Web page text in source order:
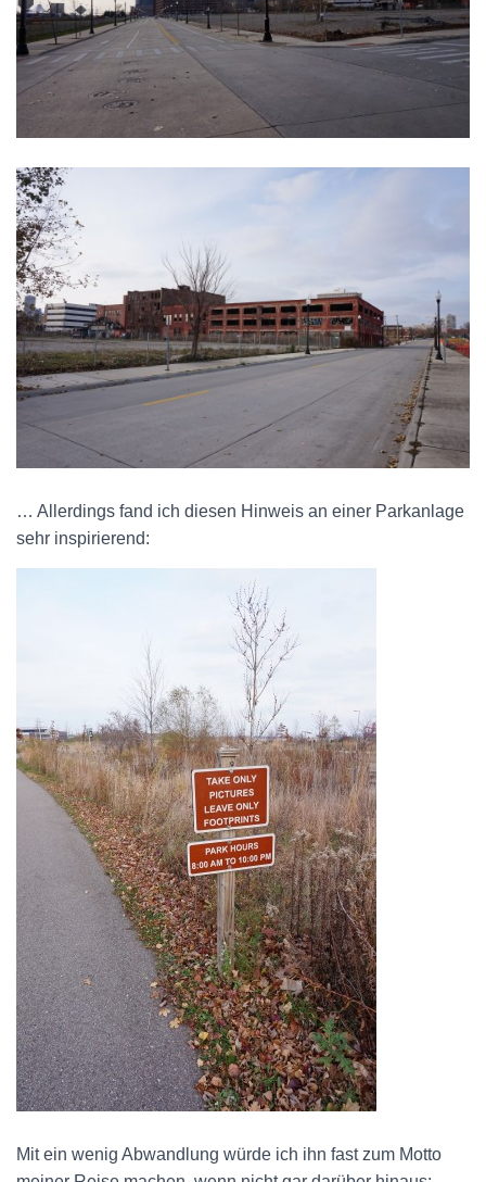
… Allerdings fand ich diesen Hinweis an einer Parkanlage
sehr inspirierend:
Mit ein wenig Abwandlung würde ich ihn fast zum Motto